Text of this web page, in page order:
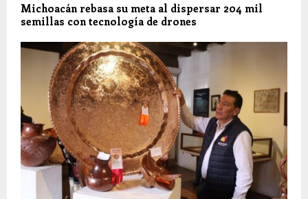
Michoacán rebasa su meta al dispersar 204 mil
semillas con tecnología de drones